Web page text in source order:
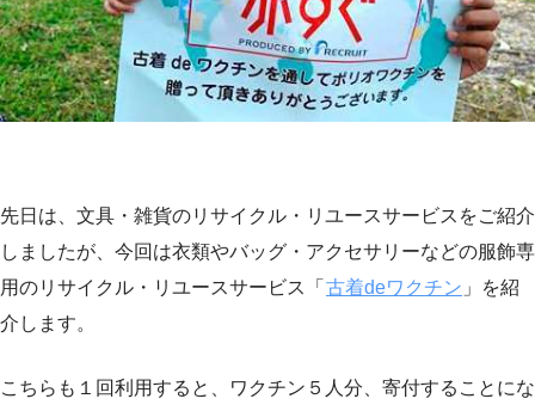
先日は、文具・雑貨のリサイクル・リユースサービスをご紹介
しましたが、今回は衣類やバッグ・アクセサリーなどの服飾専
用のリサイクル・リユースサービス「 古着deワクチン 」を紹
介します。
こちらも１回利用すると、ワクチン５人分、寄付することにな